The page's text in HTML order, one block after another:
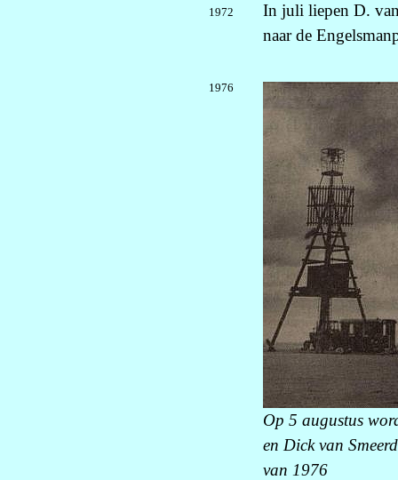
1972
In juli liepen D.
naar de
1976
Op 5 augustus
en Dick van
van 1976